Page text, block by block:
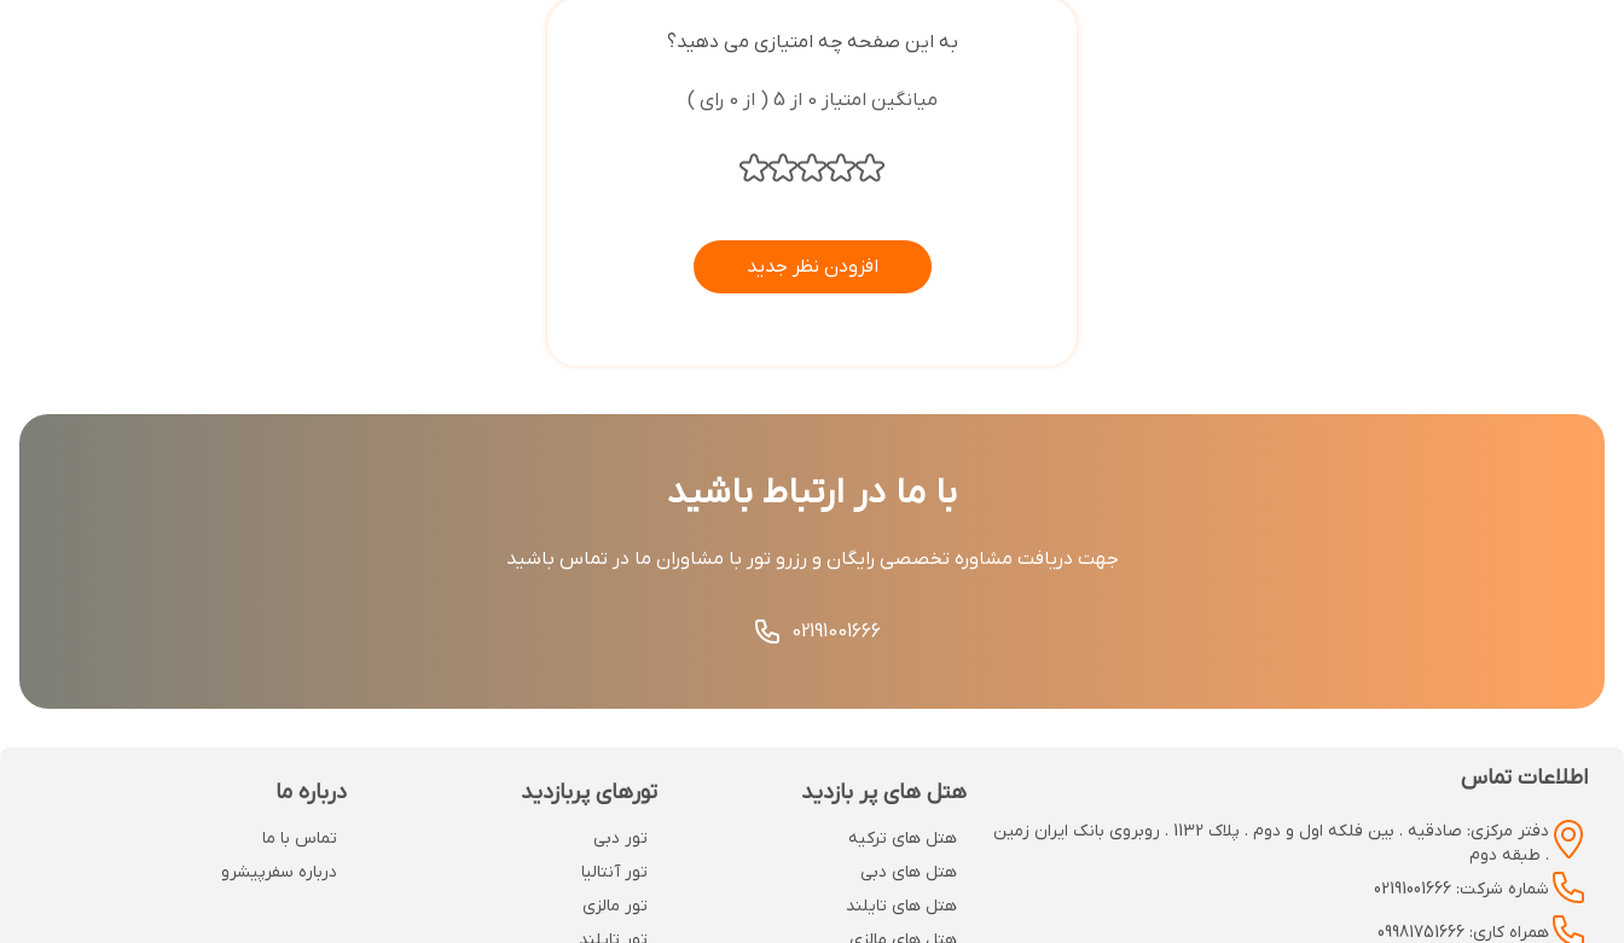
به این صفحه چه امتیازی می دهید؟
میانگین امتیاز 0 از 5 ( از 0 رای )
افزودن نظر جدید
با ما در ارتباط باشید
جهت دریافت مشاوره تخصصی رایگان و رزرو تور با مشاوران ما در تماس باشید
02191001666
اطلاعات تماس
دفتر مرکزی: صادقیه . بین فلکه اول و دوم . پلاک 1132 . روبروی بانک ایران زمین
. طبقه دوم
شماره شرکت: 02191001666
همراه کاری: 09981751666
هتل های پر بازدید
هتل های ترکیه
هتل های دبی
هتل های تایلند
تورهای پربازدید
تور دبی
تور آنتالیا
تور مالزی
درباره ما
تماس با ما
درباره سفرپیشرو